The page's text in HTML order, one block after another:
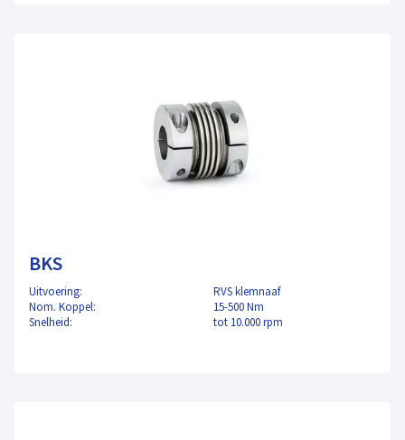
BKS
Uitvoering:
RVS klemnaaf
Nom. Koppel:
15-500 Nm
Snelheid:
tot 10.000 rpm